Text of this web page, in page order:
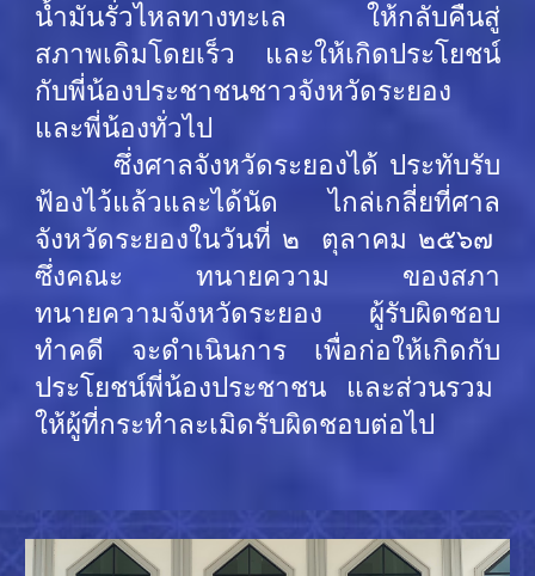
น้ำมันรั่วไหลทางทะเล ให้กลับคืนสู่
สภาพเดิมโดยเร็ว และให้เกิดประโยชน์
กับพี่น้องประชาชนชาวจังหวัดระยอง
และพี่น้องทั่วไป
ซึ่งศาลจังหวัดระยองได้ ประทับรับ
ฟ้องไว้แล้วและได้นัด ไกล่เกลี่ยที่ศาล
จังหวัดระยองในวันที่ ๒ ตุลาคม ๒๕๖๗
ซึ่งคณะ ทนายความ ของสภา
ทนายความจังหวัดระยอง ผู้รับผิดชอบ
ทำคดี จะดำเนินการ เพื่อก่อให้เกิดกับ
ประโยชน์พี่น้องประชาชน และส่วนรวม
ให้ผู้ที่กระทำละเมิดรับผิดชอบต่อไป